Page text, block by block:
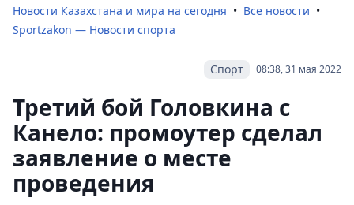
Новости Казахстана и мира на сегодня
Все новости
Sportzakon — Новости спорта
08:38, 31 мая 2022
Спорт
Третий бой Головкина с
Канело: промоутер сделал
заявление о месте
проведения